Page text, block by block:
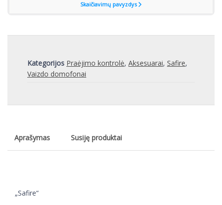
Kategorijos Praėjimo kontrolė, Aksesuarai, Safire,
Vaizdo domofonai
Aprašymas Susiję produktai
„Safire“